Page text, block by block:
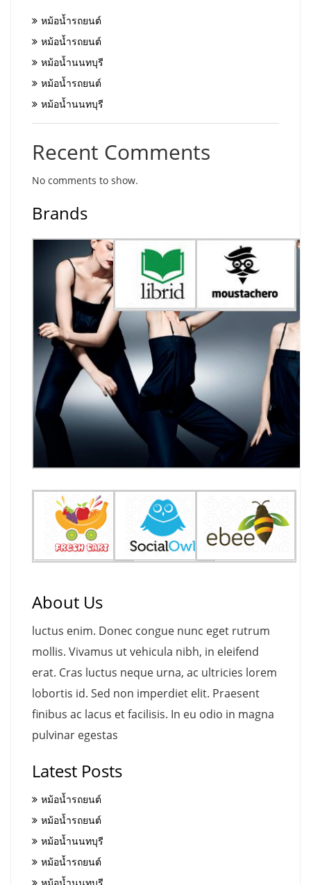
หม้อน้ำรถยนต์
หม้อน้ำรถยนต์
หม้อน้ำนนทบุรี
หม้อน้ำรถยนต์
หม้อน้ำนนทบุรี
Recent Comments
No comments to show.
Brands
About Us
luctus enim. Donec congue nunc eget rutrum
mollis. Vivamus ut vehicula nibh, in eleifend
erat. Cras luctus neque urna, ac ultricies lorem
lobortis id. Sed non imperdiet elit. Praesent
finibus ac lacus et facilisis. In eu odio in magna
pulvinar egestas
Latest Posts
หม้อน้ำรถยนต์
หม้อน้ำรถยนต์
หม้อน้ำนนทบุรี
หม้อน้ำรถยนต์